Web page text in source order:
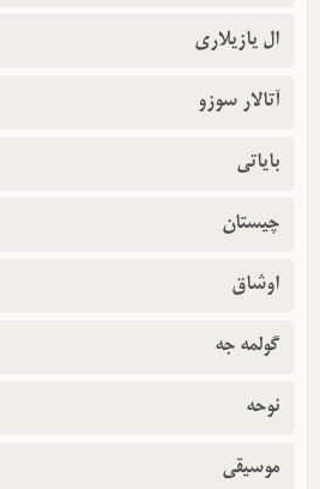
ال یازیلاری
آتالار سوزو
بایاتی
چیستان
اوشاق
گولمه جه
نوحه
موسیقی